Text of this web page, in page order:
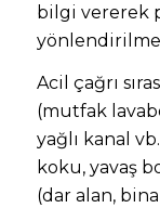
bilgi vererek
Acil çağrı
(mutfak
yağlı kanal
koku, yavaş
(dar alan,